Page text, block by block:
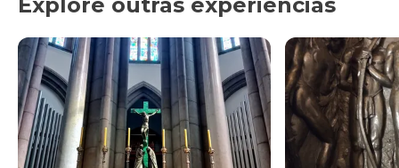
Explore outras experiências